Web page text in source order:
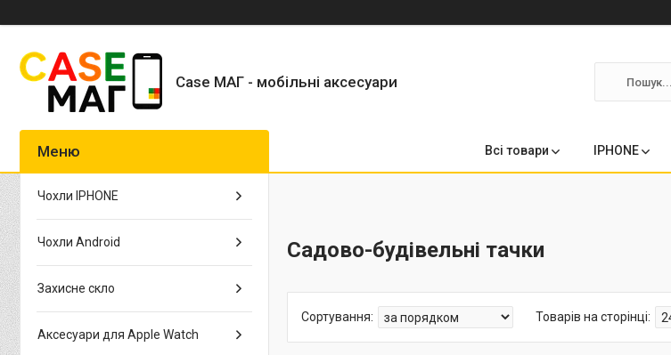
Case МАГ - мобільні аксесуари
Всі товари IPHONE
Садово-будівельні тачки
Чохли IPHONE
Чохли Android
Захисне скло
Аксесуари для Apple Watch